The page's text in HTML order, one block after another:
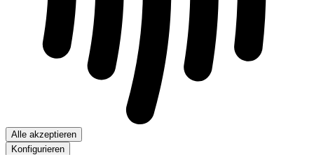
Alle akzeptieren
Konfigurieren